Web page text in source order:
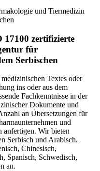
und Tiermedizin
zertifizierte
für
Serbischen
Textes oder
ins oder aus dem
Fachkenntnisse in der
Dokumente und
an Übersetzungen für
und
anfertigen. Wir bieten
Serbisch und Arabisch,
Chinesisch,
Spanisch, Schwedisch,
an.